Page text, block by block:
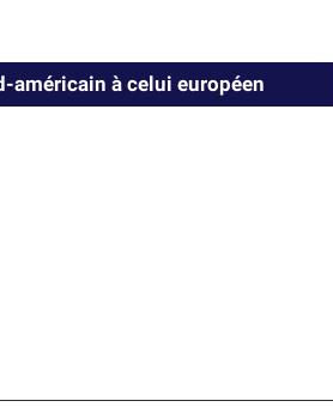
américain à celui européen